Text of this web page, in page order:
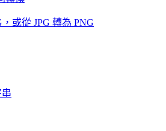
或從 JPG 轉為 PNG